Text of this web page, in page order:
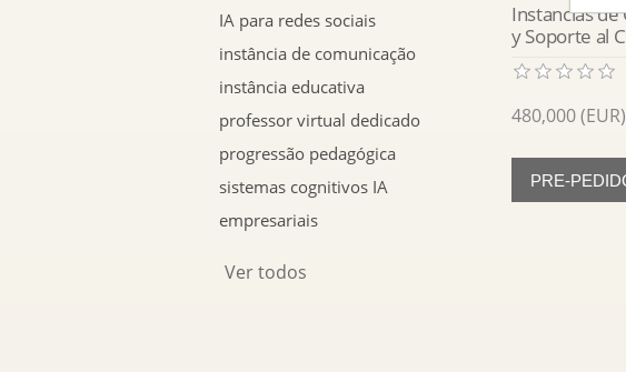
IA para redes sociais
instância de comunicação
instância educativa
professor virtual dedicado
progressão pedagógica
sistemas cognitivos IA
empresariais
Ver todos
Instancias
y Soporte al
480,000 (EUR)
PRE-